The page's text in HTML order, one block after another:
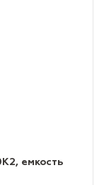
емкость